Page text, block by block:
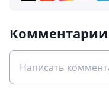
Комментарии